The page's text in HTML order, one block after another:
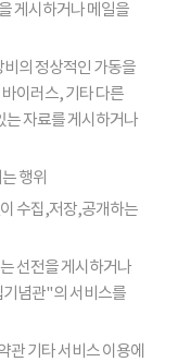
게시하거나 메일을
의 정상적인 가동을
이러스, 기타 다른
는 자료를 게시하거나
행위
수집,저장,공개하는
선전을 게시하거나
념관"의 서비스를
기타 서비스 이용에